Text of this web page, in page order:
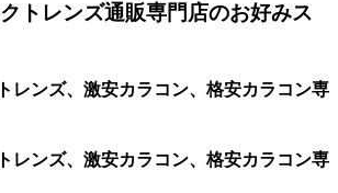
トレンズ通販専門店のお好みス
レンズ、激安カラコン、格安カラコン専
レンズ、激安カラコン、格安カラコン専